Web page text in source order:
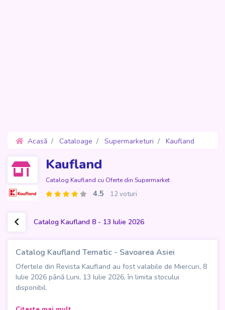
Acasă Cataloage Supermarketuri
Kaufland
Kaufland
Catalog Kaufland cu Oferte din Supermarket
4.5 12 voturi
Catalog Kaufland 8 - 13 Iulie 2026
Catalog Kaufland Tematic - Savoarea Asiei
Ofertele din Revista Kaufland au fost valabile de Miercuri, 8
Iulie 2026 până Luni, 13 Iulie 2026, în limita stocului
disponibil.
Catalogul Kaufland Tematic "Savoarea Asiei" aduce în